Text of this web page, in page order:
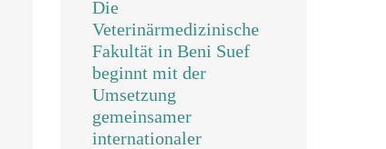
Die
Veterinärmedizinische
Fakultät in Beni Suef
beginnt mit der
Umsetzung
gemeinsamer
internationaler